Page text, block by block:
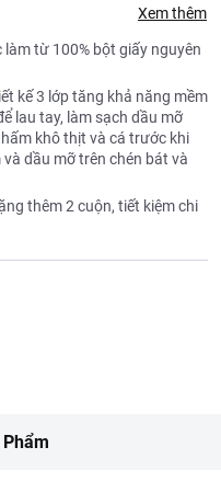
Xem thêm
làm từ 100% bột giấy nguyên
kế 3 lớp tăng khả năng mềm
lau tay, làm sạch dầu mỡ
khô thịt và cá trước khi
dầu mỡ trên chén bát và
thêm 2 cuộn, tiết kiệm chi